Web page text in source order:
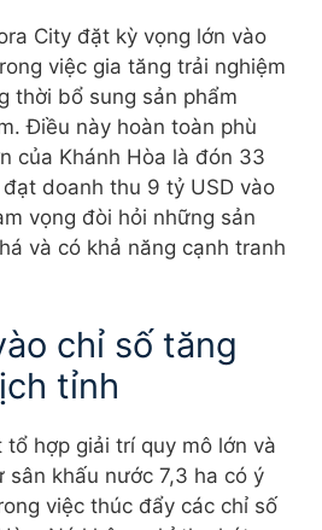
City đặt kỳ vọng lớn vào
việc gia tăng trải nghiệm
thời bổ sung sản phẩm
Điều này hoàn toàn phù
của Khánh Hòa là đón 33
doanh thu 9 tỷ USD vào
vọng đòi hỏi những sản
và có khả năng cạnh tranh
chỉ số tăng
tỉnh
hợp giải trí quy mô lớn và
sân khấu nước 7,3 ha có ý
việc thúc đẩy các chỉ số